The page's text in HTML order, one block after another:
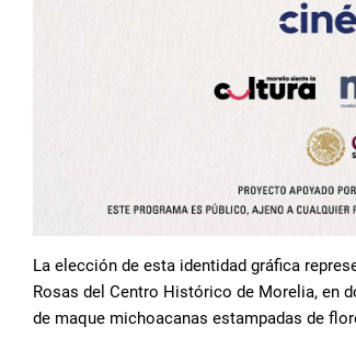
La elección de esta identidad gráfica
Rosas del Centro Histórico de Morelia, en
de maque michoacanas estampadas de